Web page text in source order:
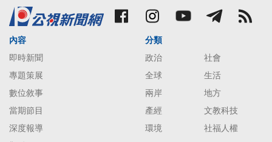
內容
即時新聞
專題策展
數位敘事
當期節目
深度報導
分類
政治
社會
全球
生活
兩岸
地方
產經
文教科技
環境
社福人權